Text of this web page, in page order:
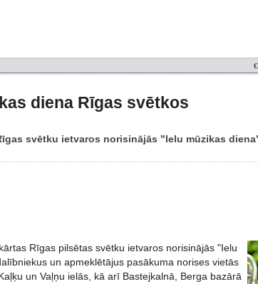
diena Rīgas svētkos
svētku ietvaros norisinājās "Ielu mūzikas
Rīgas pilsētas svētku ietvaros norisinājās "Ielu
un apmeklētājus pasākuma norises vietās
un Vaļņu ielās, kā arī Bastejkalnā, Berga bazārā